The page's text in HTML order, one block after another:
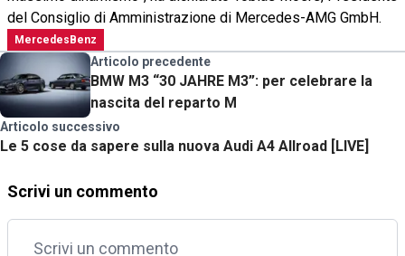
del Consiglio di Amministrazione di Mercedes-AMG GmbH.
MercedesBenz
Articolo precedente
BMW M3 “30 JAHRE M3”: per celebrare la
nascita del reparto M
Articolo successivo
Le 5 cose da sapere sulla nuova Audi A4 Allroad [LIVE]
Scrivi un commento